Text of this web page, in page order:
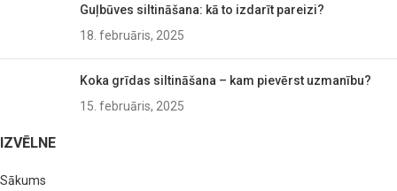
Guļbūves siltināšana: kā to izdarīt pareizi?
18. februāris, 2025
Koka grīdas siltināšana – kam pievērst uzmanību?
15. februāris, 2025
IZVĒLNE
Sākums